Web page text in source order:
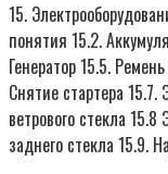
15.
понятия 15.2.
Генератор 15.5.
Снятие стартера 15.7.
ветрового стекла
заднего стекла 15.9.